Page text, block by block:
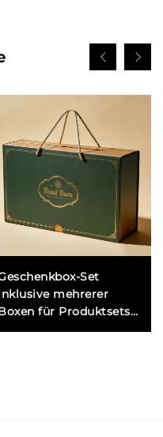
Set
mehrerer
für Produktsets
Kosmetik,